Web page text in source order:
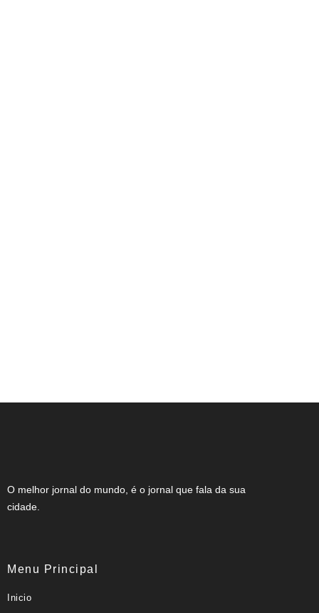
O melhor jornal do mundo, é o jornal que fala da sua
cidade.
Menu Principal
Inicio